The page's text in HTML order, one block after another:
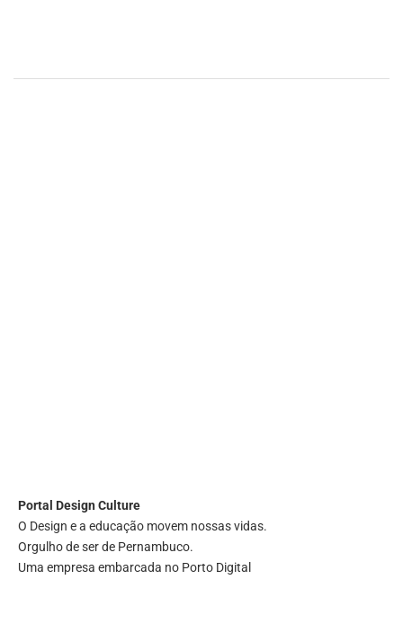
Portal Design Culture
O Design e a educação movem nossas vidas.
Orgulho de ser de Pernambuco.
Uma empresa embarcada no Porto Digital